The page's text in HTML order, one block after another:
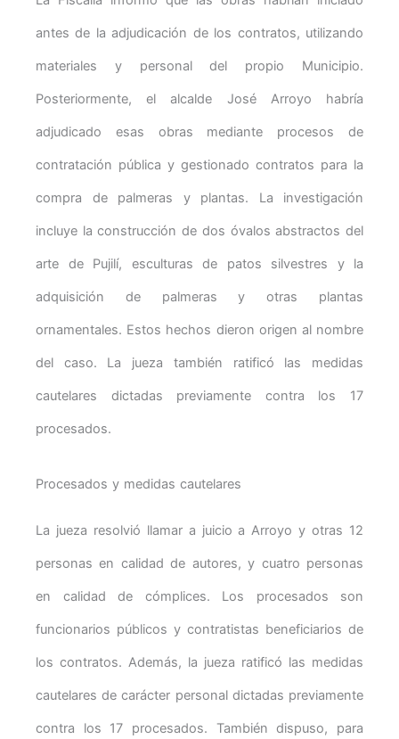
antes de la adjudicación de los contratos, utilizando
materiales y personal del propio Municipio.
Posteriormente, el alcalde José Arroyo habría
adjudicado esas obras mediante procesos de
contratación pública y gestionado contratos para la
compra de palmeras y plantas. La investigación
incluye la construcción de dos óvalos abstractos del
arte de Pujilí, esculturas de patos silvestres y la
adquisición de palmeras y otras plantas
ornamentales. Estos hechos dieron origen al nombre
del caso. La jueza también ratificó las medidas
cautelares dictadas previamente contra los 17
procesados.
Procesados y medidas cautelares
La jueza resolvió llamar a juicio a Arroyo y otras 12
personas en calidad de autores, y cuatro personas
en calidad de cómplices. Los procesados son
funcionarios públicos y contratistas beneficiarios de
los contratos. Además, la jueza ratificó las medidas
cautelares de carácter personal dictadas previamente
contra los 17 procesados. También dispuso, para